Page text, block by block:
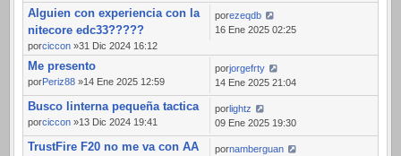
Alguien con experiencia con la
nitecore edc33?????
porciccon »31 Dic 2024 16:12
porezeqdb
16 Ene 2025 02:25
Me presento
porPeriz88 »14 Ene 2025 12:59
porjorgefrty
14 Ene 2025 21:04
Busco linterna pequeña tactica
porciccon »13 Dic 2024 19:41
porlightz
09 Ene 2025 19:30
TrustFire F20 no me va con AA
pornamberguan